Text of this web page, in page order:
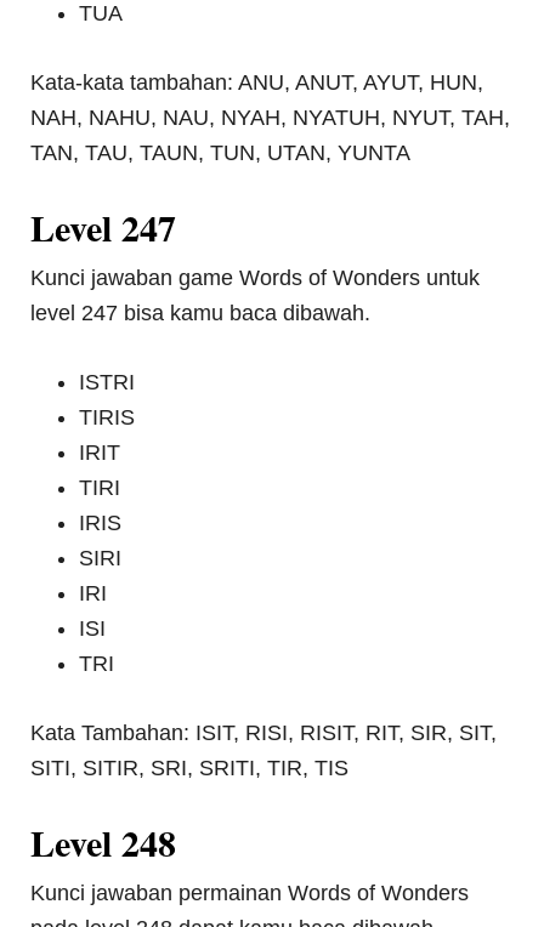
TUA
Kata-kata tambahan: ANU, ANUT, AYUT, HUN,
NAH, NAHU, NAU, NYAH, NYATUH, NYUT, TAH,
TAN, TAU, TAUN, TUN, UTAN, YUNTA
Level 247
Kunci jawaban game Words of Wonders untuk
level 247 bisa kamu baca dibawah.
ISTRI
TIRIS
IRIT
TIRI
IRIS
SIRI
IRI
ISI
TRI
Kata Tambahan: ISIT, RISI, RISIT, RIT, SIR, SIT,
SITI, SITIR, SRI, SRITI, TIR, TIS
Level 248
Kunci jawaban permainan Words of Wonders